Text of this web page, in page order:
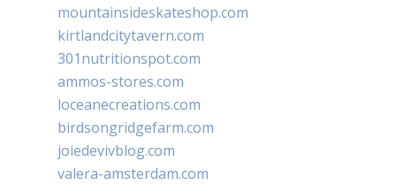
mountainsideskateshop.com
kirtlandcitytavern.com
301nutritionspot.com
ammos-stores.com
loceanecreations.com
birdsongridgefarm.com
joiedevivblog.com
valera-amsterdam.com